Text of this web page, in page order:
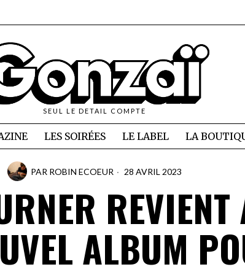
SEUL LE DETAIL COMPTE
LES SOIRÉES LE LABEL LA
PAR ROBIN ECOEUR 28 AVRIL 2023
REVIENT
ALBUM